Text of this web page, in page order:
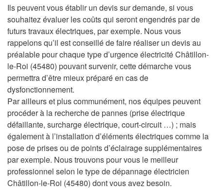
Ils peuvent vous établir un devis sur demande, si vous
souhaitez évaluer les coûts qui seront engendrés par de
futurs travaux électriques, par exemple. Nous vous
rappelons qu’il est conseillé de faire réaliser un devis au
préalable pour chaque type d’urgence électricité Châtillon-
le-Roi (45480) pouvant survenir, cette démarche vous
permettra d’être mieux préparé en cas de
dysfonctionnement.
Par ailleurs et plus communément, nos équipes peuvent
procéder à la recherche de pannes (prise électrique
défaillante, surcharge électrique, court-circuit …) ; mais
également à l’installation d’éléments électriques comme la
pose de prises ou de points d’éclairage supplémentaires
par exemple. Nous trouvons pour vous le meilleur
professionnel selon le type de dépannage électricien
Châtillon-le-Roi (45480) dont vous avez besoin.